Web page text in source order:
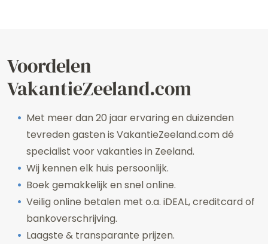
Voordelen
VakantieZeeland.com
Met meer dan 20 jaar ervaring en duizenden
tevreden gasten is VakantieZeeland.com dé
specialist voor vakanties in Zeeland.
Wij kennen elk huis persoonlijk.
Boek gemakkelijk en snel online.
Veilig online betalen met o.a. iDEAL, creditcard of
bankoverschrijving.
Laagste & transparante prijzen.